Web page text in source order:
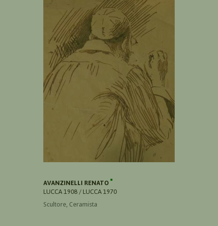
AVANZINELLI RENATO
LUCCA 1908 / LUCCA 1970
Scultore, Ceramista